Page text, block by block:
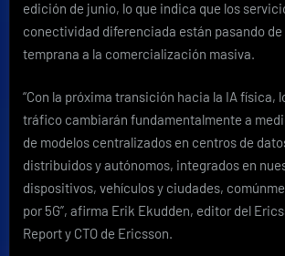
edición de junio, lo que indica que los
conectividad diferenciada están pasando de
temprana a la comercialización masiva.
“Con la próxima transición hacia la IA física,
tráfico cambiarán fundamentalmente a
de modelos centralizados en centros de
distribuidos y autónomos, integrados en
dispositivos, vehículos y ciudades,
por 5G”, afirma Erik Ekudden, editor del
Report y CTO de Ericsson.